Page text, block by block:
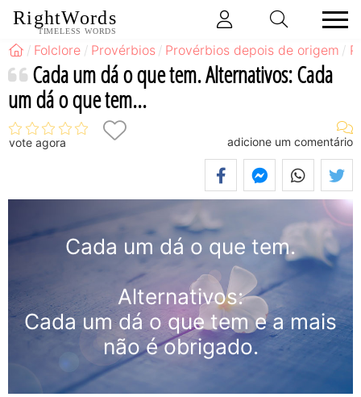
RightWords
TIMELESS WORDS
Folclore Provérbios Provérbios depois de origem
Cada um dá o que tem. Alternativos: Cada
um dá o que tem...
vote agora adicione um comentário
Cada um dá o que tem.
Alternativos:
Cada um dá o que tem e a mais
não é obrigado.